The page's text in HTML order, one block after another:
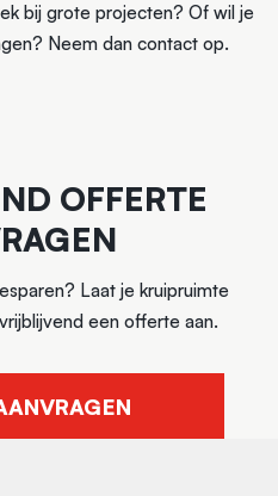
bij grote projecten? Of wil je
Neem dan contact op.
OFFERTE
Laat je kruipruimte
een offerte aan.